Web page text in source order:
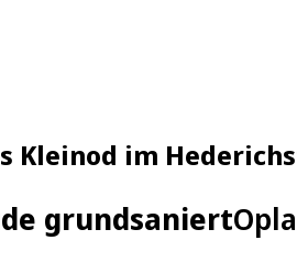
Kleinod im
grundsaniert